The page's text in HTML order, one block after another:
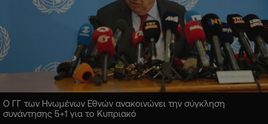
Ο ΓΓ των Ηνωμένων Εθνών ανακοινώνει την σύγκληση
συνάντησης 5+1 για το Κυπριακό